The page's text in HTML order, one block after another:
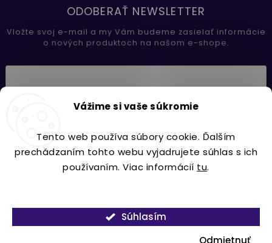
Vážime si vaše súkromie
Tento web používa súbory cookie. Ďalším
prechádzaním tohto webu vyjadrujete súhlas s ich
používaním. Viac informácií tu.
Odmietnuť
Súhlasím
ODOBERAŤ NEWSLETTER
Vložte svoj e-mail a my Vám budeme zasielať informácie
o nových produktoch na našom e-shope.
Prihlásiť sa
Copyright 2026Lavdecor.sk. Všetky práva vyhradené.
VytvořilShoptet| DesignShoptak.cz.